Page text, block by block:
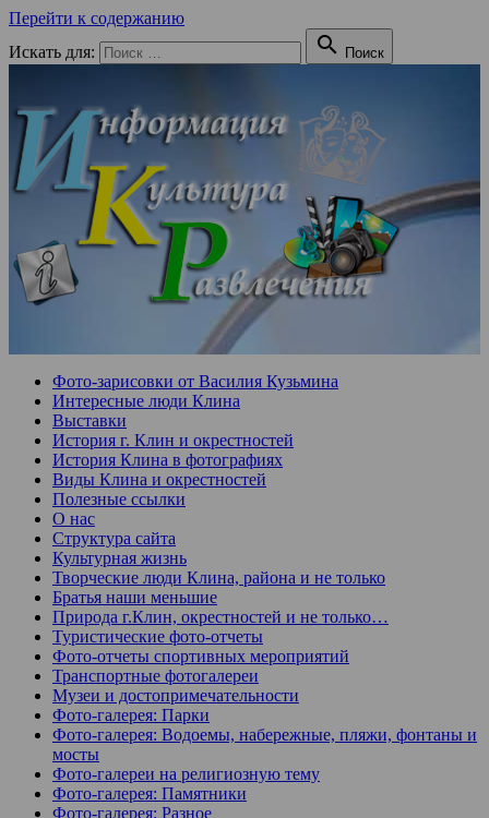
Перейти к содержанию
Искать для:
 Поиск
Фото-зарисовки от Василия Кузьмина
Интересные люди Клина
Выставки
История г. Клин и окрестностей
История Клина в фотографиях
Виды Клина и окрестностей
Полезные ссылки
О нас
Структура сайта
Культурная жизнь
Творческие люди Клина, района и не только
Братья наши меньшие
Природа г.Клин, окрестностей и не только…
Туристические фото-отчеты
Фото-отчеты спортивных мероприятий
Транспортные фотогалереи
Музеи и достопримечательности
Фото-галерея: Парки
Фото-галерея: Водоемы, набережные, пляжи, фонтаны и
мосты
Фото-галереи на религиозную тему
Фото-галерея: Памятники
Фото-галерея: Разное